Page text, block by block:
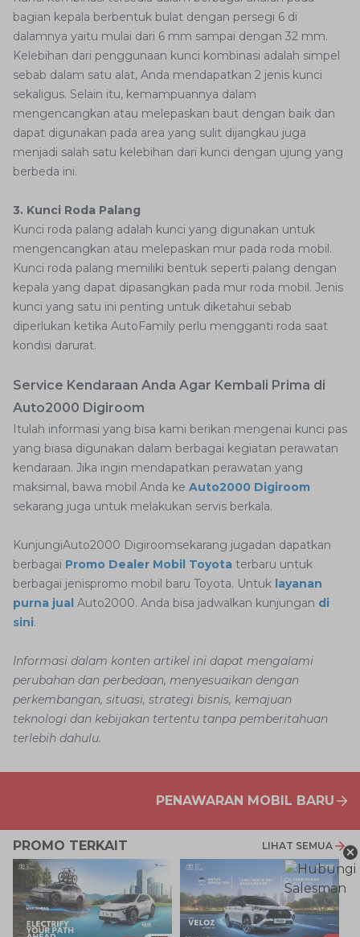
bagian kepala berbentuk bulat dengan persegi 6 di
dalamnya yaitu mulai dari 6 mm sampai dengan 32 mm.
Kelebihan dari penggunaan kunci kombinasi adalah simpel
sebab dalam satu alat, Anda mendapatkan 2 jenis kunci
sekaligus. Selain itu, kemampuannya dalam
mengencangkan atau melepaskan baut dengan baik dan
dapat digunakan pada area yang sulit dijangkau juga
menjadi salah satu kelebihan dari kunci dengan ujung yang
berbeda ini.
3. Kunci Roda Palang
Kunci roda palang adalah kunci yang digunakan untuk
mengencangkan atau melepaskan mur pada roda mobil.
Kunci roda palang memiliki bentuk seperti palang dengan
kepala yang dapat dipasangkan pada mur roda mobil. Jenis
kunci yang satu ini penting untuk diketahui sebab
diperlukan ketika AutoFamily perlu mengganti roda saat
kondisi darurat.
Service Kendaraan Anda Agar Kembali Prima di
Auto2000 Digiroom
Itulah informasi yang bisa kami berikan mengenai kunci pas
yang biasa digunakan dalam berbagai kegiatan perawatan
kendaraan. Jika ingin mendapatkan perawatan yang
maksimal, bawa mobil Anda ke Auto2000 Digiroom
sekarang juga untuk melakukan servis berkala.
KunjungiAuto2000 Digiroomsekarang jugadan dapatkan
berbagai Promo Dealer Mobil Toyota terbaru untuk
berbagai jenispromo mobil baru Toyota. Untuk layanan
purna jual Auto2000. Anda bisa jadwalkan kunjungan di
sini.
Informasi dalam konten artikel ini dapat mengalami
perubahan dan perbedaan, menyesuaikan dengan
perkembangan, situasi, strategi bisnis, kemajuan
teknologi dan kebijakan tertentu tanpa pemberitahuan
terlebih dahulu.
PENAWARAN MOBIL BARU
PROMO TERKAIT LIHAT SEMUA ×